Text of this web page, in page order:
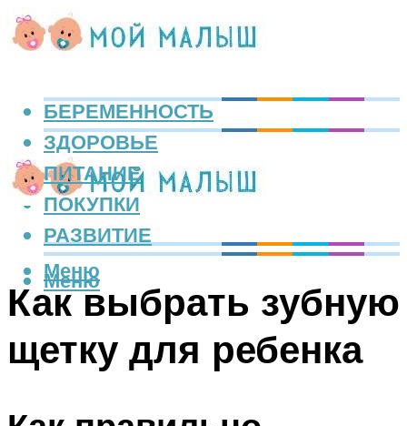
БЕРЕМЕННОСТЬ
ЗДОРОВЬЕ
ПИТАНИЕ
ПОКУПКИ
РАЗВИТИЕ
Меню
Меню
Как выбрать зубную
щетку для ребенка